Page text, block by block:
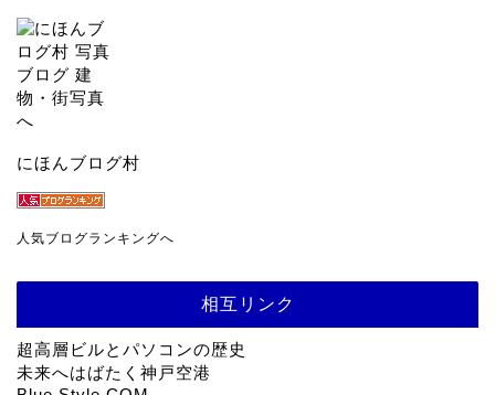
にほんブログ村
人気ブログランキングへ
相互リンク
超高層ビルとパソコンの歴史
未来へはばたく神戸空港